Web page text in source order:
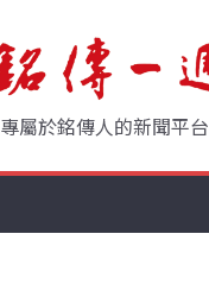
專屬於銘傳人的新聞平台